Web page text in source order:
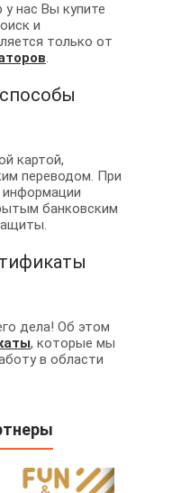
нас Вы купите
и
только от
.
картой,
переводом. При
информации
банковским
дела! Об этом
, которые мы
в области